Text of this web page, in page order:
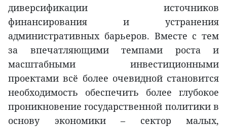
диверсификации источников
финансирования и устранения
административных барьеров. Вместе с тем
за впечатляющими темпами роста и
масштабными инвестиционными
проектами всё более очевидной становится
необходимость обеспечить более глубокое
проникновение государственной политики в
основу экономики – сектор малых,